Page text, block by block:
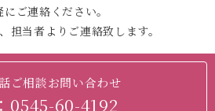
にご連絡ください。
担当者よりご連絡致します。
ご相談お問い合わせ
0545-60-4192